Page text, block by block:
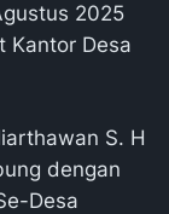
2025
Kantor Desa
S. H
dengan
Desa